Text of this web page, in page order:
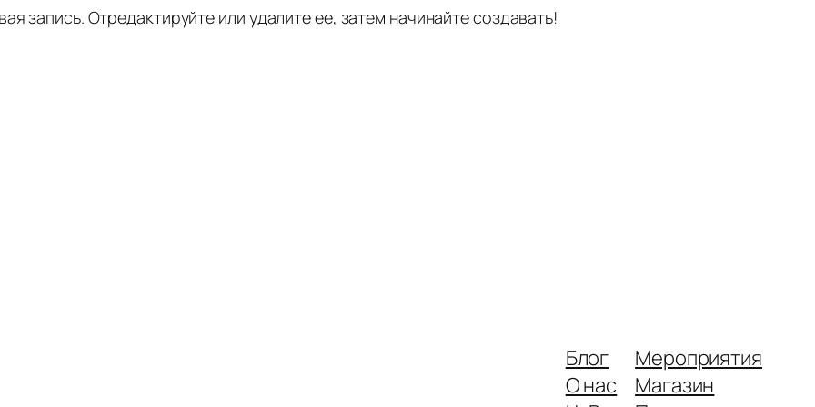
запись. Отредактируйте или удалите ее, затем начинайте создавать!
Блог
О нас
Мероприятия
Магазин